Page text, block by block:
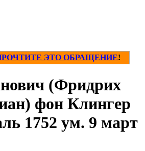
ЭТО ОБРАЩЕНИЕ!
(Фридрих
фон Клингер
1752 ум. 9 март